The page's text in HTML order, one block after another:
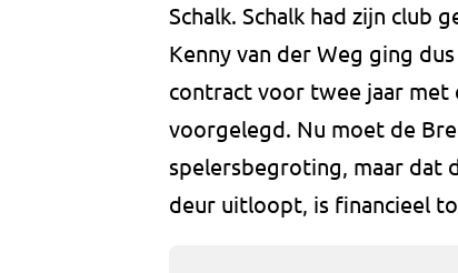
Schalk. Schalk had zijn club
Kenny van der Weg ging
contract voor twee jaar met
voorgelegd. Nu moet de
spelersbegroting, maar dat
deur uitloopt, is financieel